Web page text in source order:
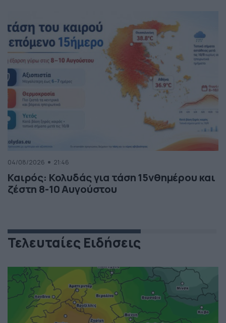
04/08/2026 21:46
Καιρός: Κολυδάς για τάση 15νθημέρου και
ζέστη 8-10 Αυγούστου
Τελευταίες Ειδήσεις